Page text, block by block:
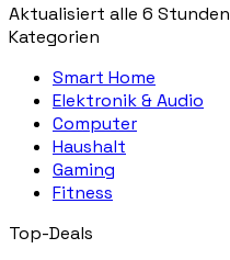
Aktualisiert alle 6 Stunden
Kategorien
Smart Home
Elektronik & Audio
Computer
Haushalt
Gaming
Fitness
Top-Deals